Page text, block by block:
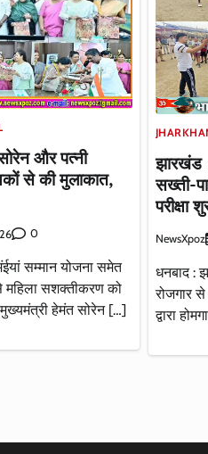
और पत्नी
से की मुलाकात,
0
सम्मान योजना समेत
सशक्तीकरण को
हेमंत सोरेन […]
झारखंड :
सख्ती-
परीक्षा
NewsXpoz
धनबाद :
रोजगार
द्वारा